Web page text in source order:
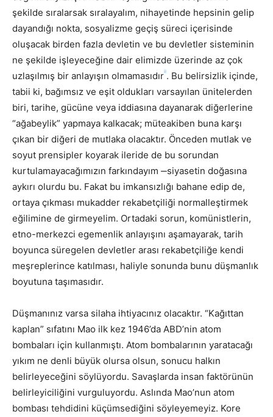
şekilde sıralarsak sıralayalım, nihayetinde hepsinin gelip
dayandığı nokta, sosyalizme geçiş süreci içerisinde
oluşacak birden fazla devletin ve bu devletler sisteminin
ne şekilde işleyeceğine dair elimizde üzerinde az çok
uzlaşılmış bir anlayışın olmamasıdırii. Bu belirsizlik içinde,
tabii ki, bağımsız ve eşit oldukları varsayılan ünitelerden
biri, tarihe, gücüne veya iddiasına dayanarak diğerlerine
“ağabeylik” yapmaya kalkacak; müteakiben buna karşı
çıkan bir diğeri de mutlaka olacaktır. Önceden mutlak ve
soyut prensipler koyarak ileride de bu sorundan
kurtulamayacağımızın farkındayım ‒siyasetin doğasına
aykırı olurdu bu. Fakat bu imkansızlığı bahane edip de,
ortaya çıkması mukadder rekabetçiliği normalleştirmek
eğilimine de girmeyelim. Ortadaki sorun, komünistlerin,
etno-merkezci egemenlik anlayışını aşamayarak, tarih
boyunca süregelen devletler arası rekabetçiliğe kendi
meşreplerince katılması, haliyle sonunda bunu düşmanlık
boyutuna taşımasıdır.
Düşmanınız varsa silaha ihtiyacınız olacaktır. “Kağıttan
kaplan” sıfatını Mao ilk kez 1946’da ABD’nin atom
bombaları için kullanmıştı. Atom bombalarının yaratacağı
yıkım ne denli büyük olursa olsun, sonucu halkın
belirleyeceğini söylüyordu. Savaşlarda insan faktörünün
belirleyiciliğini vurguluyordu. Aslında Mao’nun atom
bombası tehdidini küçümsediğini söyleyemeyiz. Kore